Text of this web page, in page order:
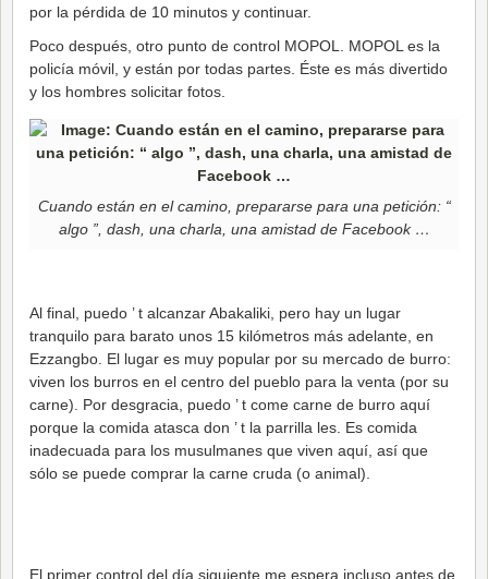
por la pérdida de 10 minutos y continuar.
Poco después, otro punto de control MOPOL. MOPOL es la
policía móvil, y están por todas partes. Éste es más divertido
y los hombres solicitar fotos.
Cuando están en el camino, prepararse para una petición: “
algo ”, dash, una charla, una amistad de Facebook …
Al final, puedo ’ t alcanzar Abakaliki, pero hay un lugar
tranquilo para barato unos 15 kilómetros más adelante, en
Ezzangbo. El lugar es muy popular por su mercado de burro:
viven los burros en el centro del pueblo para la venta (por su
carne). Por desgracia, puedo ’ t come carne de burro aquí
porque la comida atasca don ’ t la parrilla les. Es comida
inadecuada para los musulmanes que viven aquí, así que
sólo se puede comprar la carne cruda (o animal).
El primer control del día siguiente me espera incluso antes de